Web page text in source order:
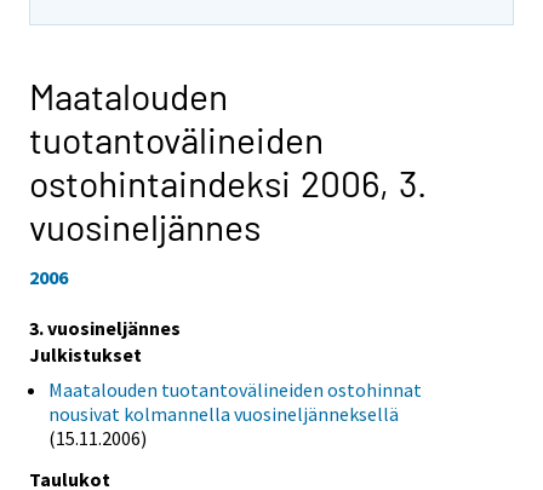
Maatalouden
tuotantovälineiden
ostohintaindeksi 2006, 3.
vuosineljännes
2006
3. vuosineljännes
Julkistukset
Maatalouden tuotantovälineiden ostohinnat
nousivat kolmannella vuosineljänneksellä
(15.11.2006)
Taulukot